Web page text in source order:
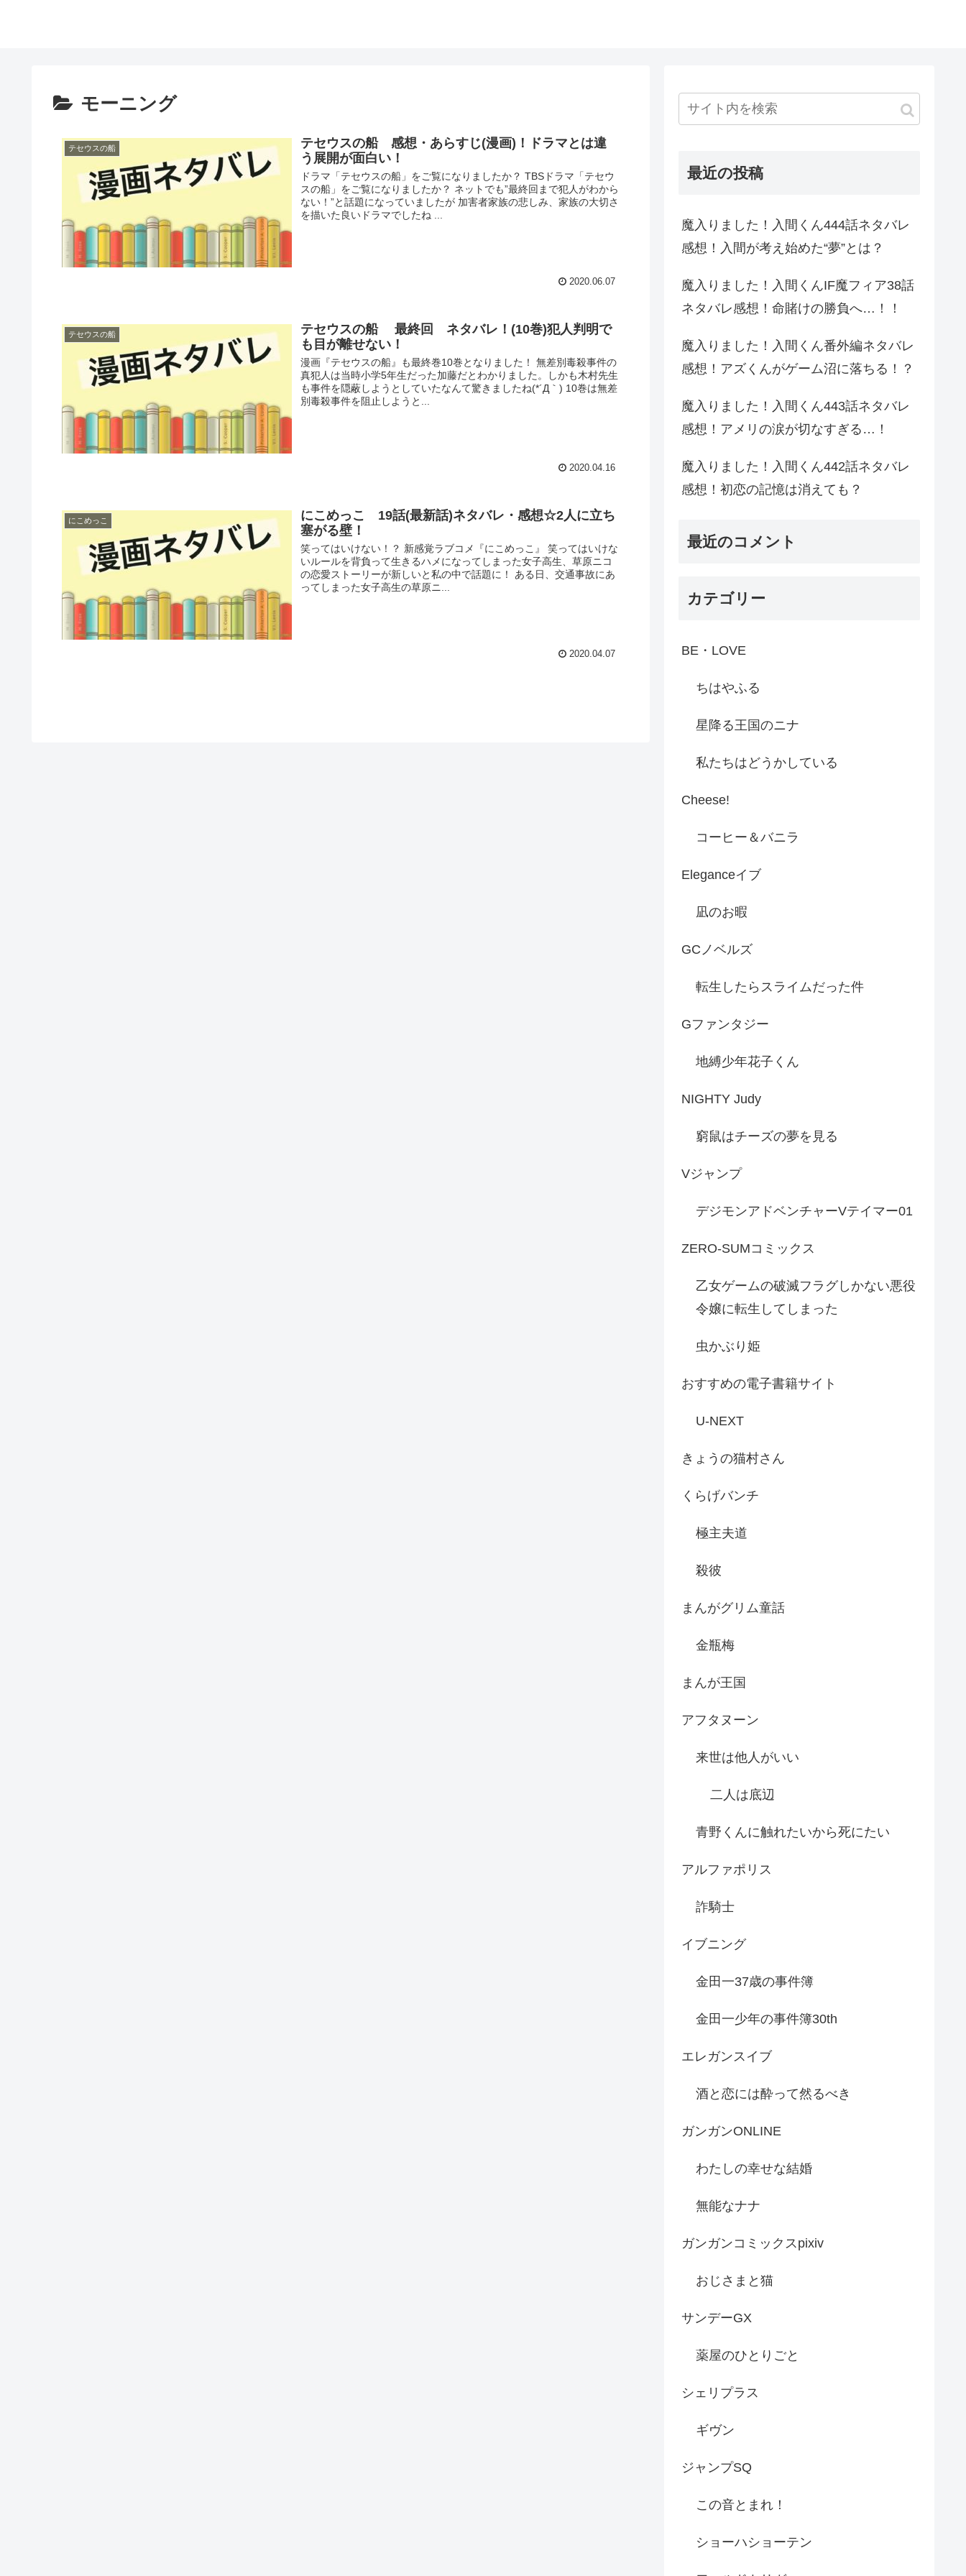
モーニング
テセウスの船
テセウスの船 感想・あらすじ(漫画)！ドラマとは違
う展開が面白い！
ドラマ「テセウスの船」をご覧になりましたか？ TBSドラマ「テセウ
スの船」をご覧になりましたか？ ネットでも”最終回まで犯人がわから
ない！”と話題になっていましたが 加害者家族の悲しみ、家族の大切さ
を描いた良いドラマでしたね ...
2020.06.07
テセウスの船
テセウスの船 最終回 ネタバレ！(10巻)犯人判明で
も目が離せない！
漫画『テセウスの船』も最終巻10巻となりました！ 無差別毒殺事件の
真犯人は当時小学5年生だった加藤だとわかりました。しかも木村先生
も事件を隠蔽しようとしていたなんて驚きましたね(*´Д｀) 10巻は無差
別毒殺事件を阻止しようと...
2020.04.16
にこめっこ
にこめっこ 19話(最新話)ネタバレ・感想☆2人に立ち
塞がる壁！
笑ってはいけない！？ 新感覚ラブコメ『にこめっこ』 笑ってはいけな
いルールを背負って生きるハメになってしまった女子高生、草原ニコ
の恋愛ストーリーが新しいと私の中で話題に！ ある日、交通事故にあ
ってしまった女子高生の草原ニ...
2020.04.07
最近の投稿
魔入りました！入間くん444話ネタバレ
感想！入間が考え始めた“夢”とは？
魔入りました！入間くんIF魔フィア38話
ネタバレ感想！命賭けの勝負へ…！！
魔入りました！入間くん番外編ネタバレ
感想！アズくんがゲーム沼に落ちる！？
魔入りました！入間くん443話ネタバレ
感想！アメリの涙が切なすぎる…！
魔入りました！入間くん442話ネタバレ
感想！初恋の記憶は消えても？
最近のコメント
カテゴリー
BE・LOVE
ちはやふる
星降る王国のニナ
私たちはどうかしている
Cheese!
コーヒー＆バニラ
Eleganceイブ
凪のお暇
GCノベルズ
転生したらスライムだった件
Gファンタジー
地縛少年花子くん
NIGHTY Judy
窮鼠はチーズの夢を見る
Vジャンプ
デジモンアドベンチャーVテイマー01
ZERO-SUMコミックス
乙女ゲームの破滅フラグしかない悪役
令嬢に転生してしまった
虫かぶり姫
おすすめの電子書籍サイト
U-NEXT
きょうの猫村さん
くらげバンチ
極主夫道
殺彼
まんがグリム童話
金瓶梅
まんが王国
アフタヌーン
来世は他人がいい
二人は底辺
青野くんに触れたいから死にたい
アルファポリス
詐騎士
イブニング
金田一37歳の事件簿
金田一少年の事件簿30th
エレガンスイブ
酒と恋には酔って然るべき
ガンガンONLINE
わたしの幸せな結婚
無能なナナ
ガンガンコミックスpixiv
おじさまと猫
サンデーGX
薬屋のひとりごと
シェリプラス
ギヴン
ジャンプSQ
この音とまれ！
ショーハショーテン